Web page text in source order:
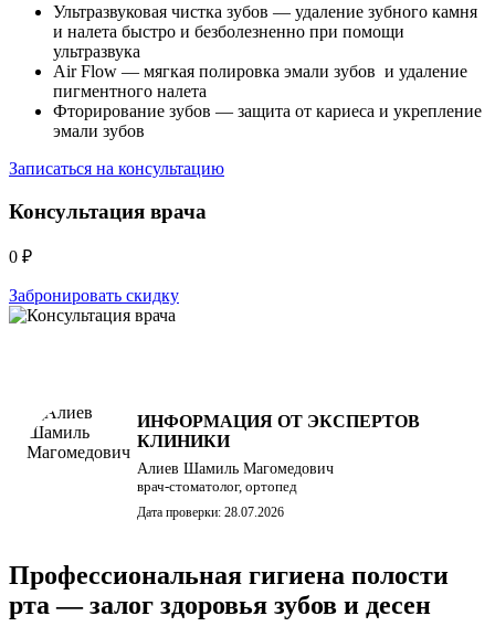
Ультразвуковая чистка зубов — удаление зубного камня
и налета быстро и безболезненно при помощи
ультразвука
Air Flow — мягкая полировка эмали зубов и удаление
пигментного налета
Фторирование зубов — защита от кариеса и укрепление
эмали зубов
Записаться на консультацию
Консультация врача
0 ₽
Забронировать скидку
ИНФОРМАЦИЯ ОТ ЭКСПЕРТОВ
КЛИНИКИ
Алиев Шамиль Магомедович
врач-стоматолог, ортопед
Дата проверки: 28.07.2026
Профессиональная гигиена полости
рта — залог здоровья зубов и десен